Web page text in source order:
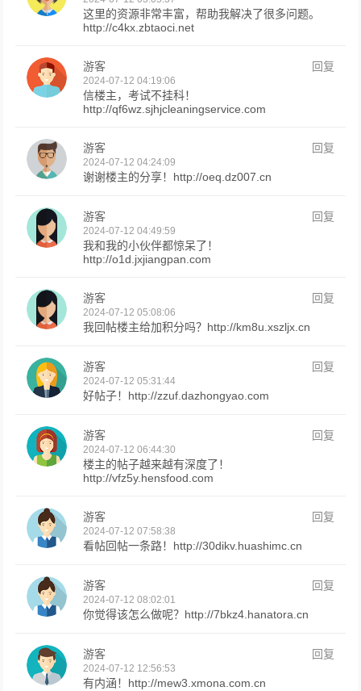
这里的资源非常丰富，帮助我解决了很多问题。
http://c4kx.zbtaoci.net
游客 回复
2024-07-12 04:19:06
信楼主，考试不挂科！
http://qf6wz.sjhjcleaningservice.com
游客 回复
2024-07-12 04:24:09
谢谢楼主的分享！http://oeq.dz007.cn
游客 回复
2024-07-12 04:49:59
我和我的小伙伴都惊呆了！
http://o1d.jxjiangpan.com
游客 回复
2024-07-12 05:08:06
我回帖楼主给加积分吗？http://km8u.xszljx.cn
游客 回复
2024-07-12 05:31:44
好帖子！http://zzuf.dazhongyao.com
游客 回复
2024-07-12 06:44:30
楼主的帖子越来越有深度了！
http://vfz5y.hensfood.com
游客 回复
2024-07-12 07:58:38
看帖回帖一条路！http://30dikv.huashimc.cn
游客 回复
2024-07-12 08:02:01
你觉得该怎么做呢？http://7bkz4.hanatora.cn
游客 回复
2024-07-12 12:56:53
有内涵！http://mew3.xmona.com.cn